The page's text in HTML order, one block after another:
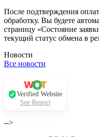
После подтверждения
обработку. Вы будете
страницу «Состояние
текущий статус обмена в
Новости
Все новости
Verified Website
See Report
-->